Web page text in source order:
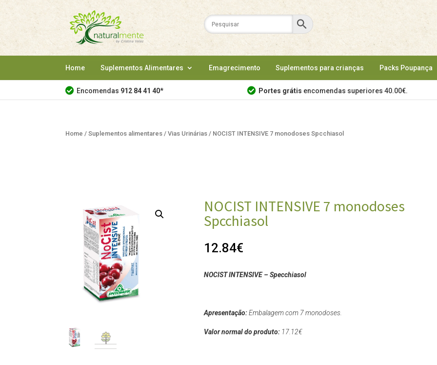
Home Suplementos Alimentares Emagrecimento Suplementos para crianças Packs Poupança
Encomendas 912 84 41 40* Portes grátis encomendas superiores 40.00€.
Home /Suplementos alimentares /Vias Urinárias / NOCIST INTENSIVE 7 monodoses Spcchiasol
NOCIST INTENSIVE 7 monodoses
Spcchiasol
12.84€
NOCIST INTENSIVE – Specchiasol
Apresentação:Embalagem com 7 monodoses.
Valor normal do produto: 17.12€